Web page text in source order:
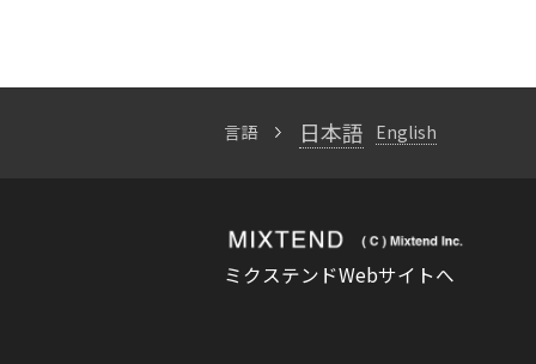
言語 日本語 English
ミクステンドWebサイトへ